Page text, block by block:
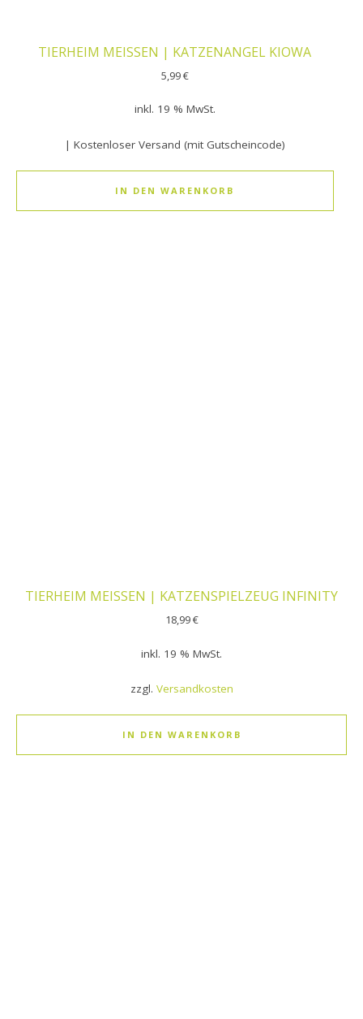
TIERHEIM MEISSEN | KATZENANGEL KIOWA
5,99€
inkl. 19 % MwSt.
| Kostenloser Versand (mit Gutscheincode)
IN DEN WARENKORB
TIERHEIM MEISSEN | KATZENSPIELZEUG INFINITY
18,99€
inkl. 19 % MwSt.
zzgl. Versandkosten
IN DEN WARENKORB